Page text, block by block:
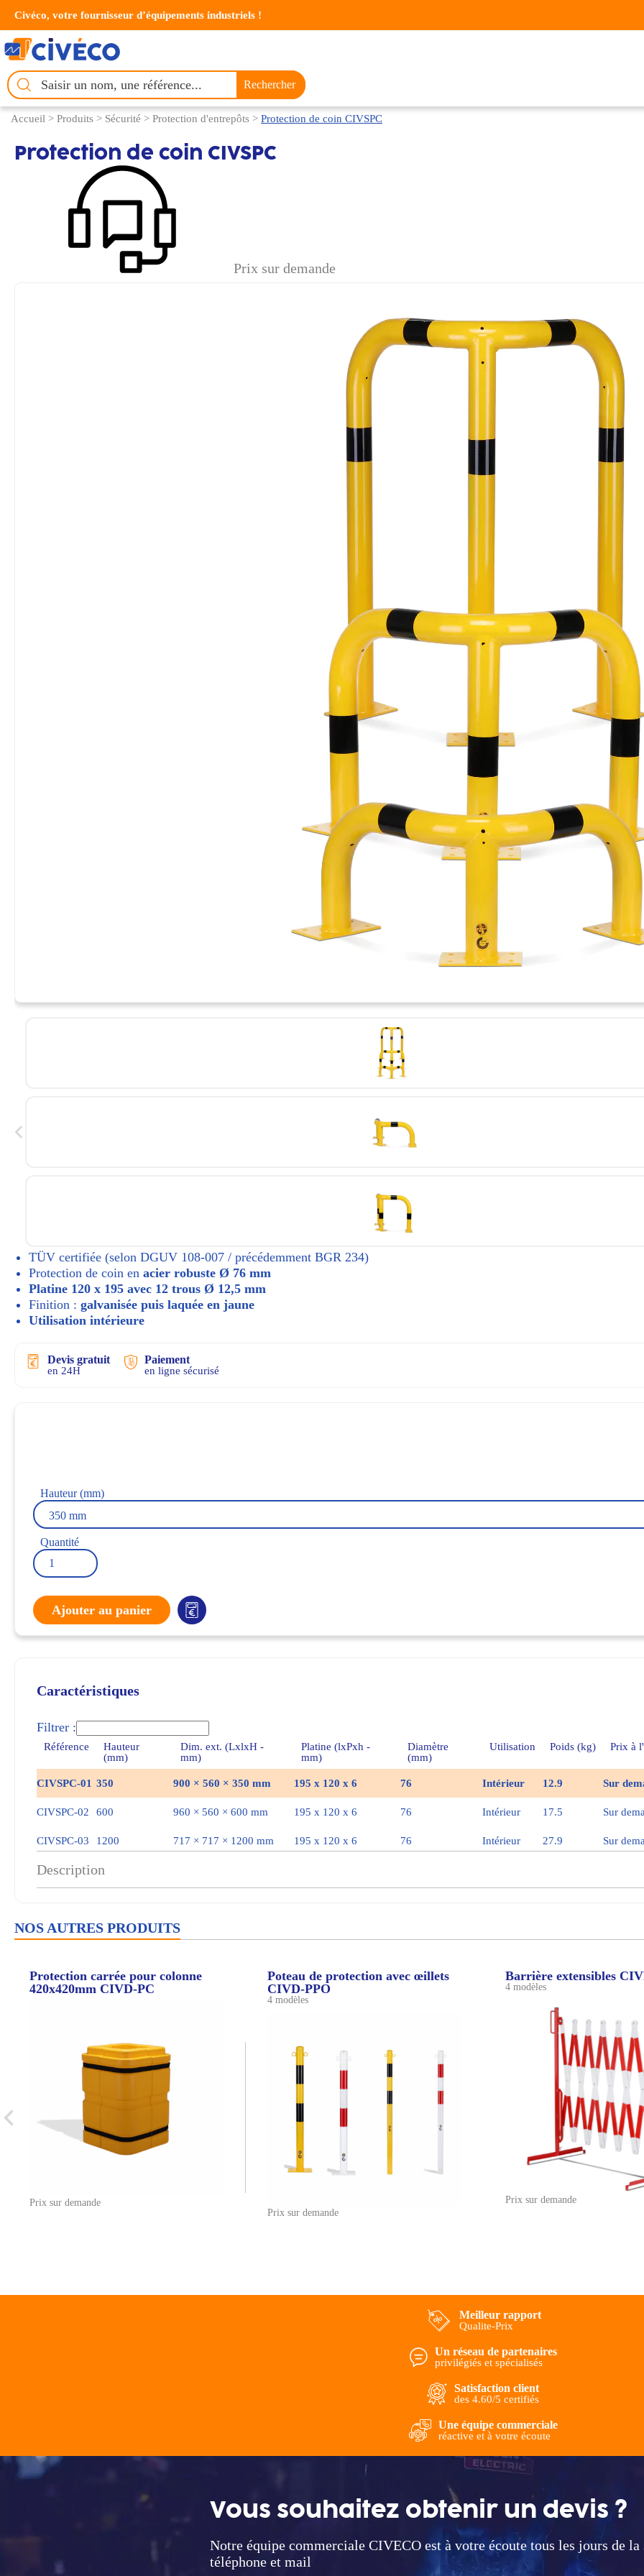
Civéco, votre fournisseur d’équipements industriels !
Chercher
un
produit
Rechercher
Accueil > Produits > Sécurité > Protection d'entrepôts > Protection de coin CIVSPC
Protection de coin CIVSPC
Prix sur demande
TÜV certifiée (selon DGUV 108-007 / précédemment BGR 234)
Protection de coin en acier robuste Ø 76 mm
Platine 120 x 195 avec 12 trous Ø 12,5 mm
Finition : galvanisée puis laquée en jaune
Utilisation intérieure
Devis gratuit
en 24H
Paiement
en ligne sécurisé
Hauteur (mm)
Quantité
Ajouter au panier
Caractéristiques
Filtrer :
Référence
Hauteur
(mm)
Dim. ext. (LxlxH -
mm)
Platine (lxPxh -
mm)
Diamètre
(mm)
Utilisation Poids (kg) Prix à
CIVSPC-01 350 900 × 560 × 350 mm 195 x 120 x 6 76 Intérieur 12.9 Sur
CIVSPC-02 600 960 × 560 × 600 mm 195 x 120 x 6 76 Intérieur 17.5 Sur
CIVSPC-03 1200 717 × 717 × 1200 mm 195 x 120 x 6 76 Intérieur 27.9 Sur
Description
NOS AUTRES PRODUITS
Protection carrée pour colonne
420x420mm CIVD-PC
Prix sur demande
Poteau de protection avec œillets
CIVD-PPO
4 modèles
Prix sur demande
Barrière extensibles
4 modèles
Prix sur demande
Meilleur rapport
Qualite-Prix
Un réseau de partenaires
privilégiés et spécialisés
Satisfaction client
des 4.60/5 certifiés
Une équipe commerciale
réactive et à votre écoute
Vous souhaitez obtenir un devis ?
Notre équipe commerciale CIVECO est à votre écoute tous les jours de la
téléphone et mail